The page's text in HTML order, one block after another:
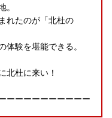
。
れたのが「北杜の
体験を堪能できる。
北杜に来い！
ーーーーーーーーーー